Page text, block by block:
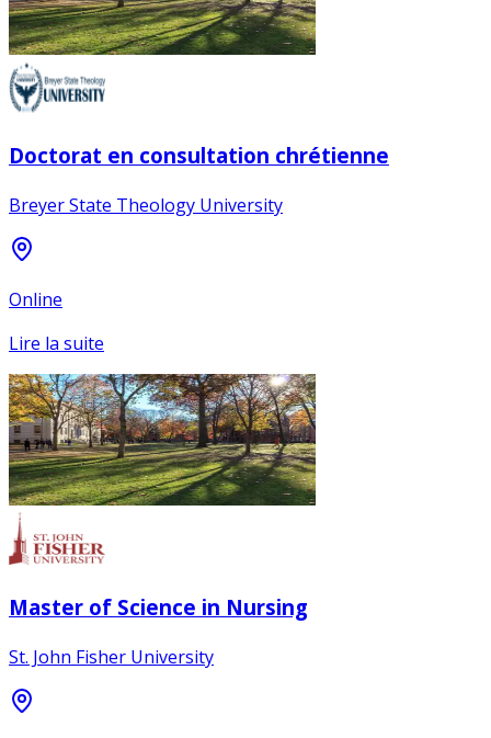
Doctorat en consultation chrétienne
Breyer State Theology University
Online
Lire la suite
Master of Science in Nursing
St. John Fisher University